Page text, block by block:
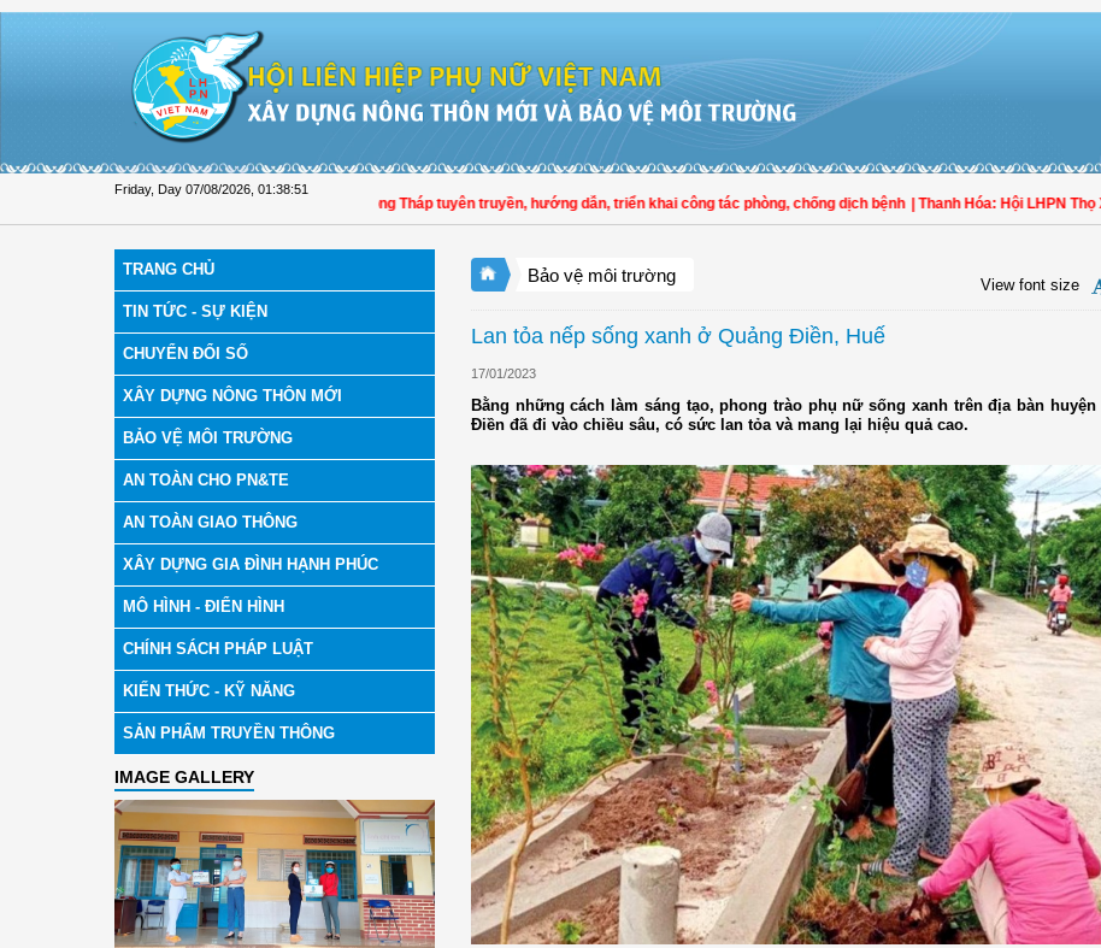
Friday, Day 07/08/2026 01:38:52
Hội LHPN tỉnh Đồng Tháp tuyên truyền, hướng dẫn, triển khai công tác phòng, chống dịch bệnh | Thanh Hóa: Hội LHPN Thọ
TRANG CHỦ
TIN TỨC - SỰ KIỆN
CHUYỂN ĐỔI SỐ
XÂY DỰNG NÔNG THÔN MỚI
BẢO VỆ MÔI TRƯỜNG
AN TOÀN CHO PN&TE
AN TOÀN GIAO THÔNG
XÂY DỰNG GIA ĐÌNH HẠNH PHÚC
MÔ HÌNH - ĐIỂN HÌNH
CHÍNH SÁCH PHÁP LUẬT
KIẾN THỨC - KỸ NĂNG
SẢN PHẨM TRUYỀN THÔNG
IMAGE GALLERY
Bảo vệ môi trường View font size
Lan tỏa nếp sống xanh ở Quảng Điền, Huế
17/01/2023
Bằng những cách làm sáng tạo, phong trào phụ nữ sống xanh trên địa bàn huyện
Điền đã đi vào chiều sâu, có sức lan tỏa và mang lại hiệu quả cao.